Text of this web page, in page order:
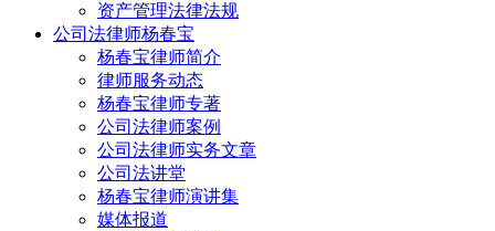
资产管理法律法规
公司法律师杨春宝
杨春宝律师简介
律师服务动态
杨春宝律师专著
公司法律师案例
公司法律师实务文章
公司法讲堂
杨春宝律师演讲集
媒体报道